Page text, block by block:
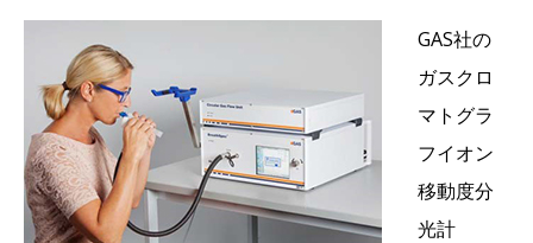
GAS社の
ガスクロ
マトグラ
フイオン
移動度分
光計